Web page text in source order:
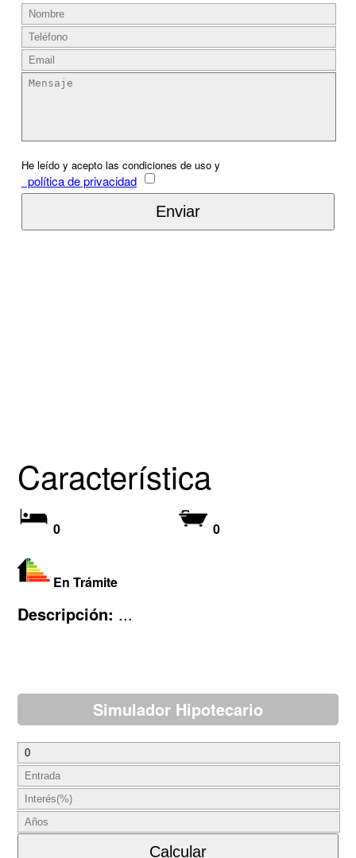
He leído y acepto las condiciones de uso y
política de privacidad
Característica
0 0
En Trámite
Descripción: ...
Simulador Hipotecario